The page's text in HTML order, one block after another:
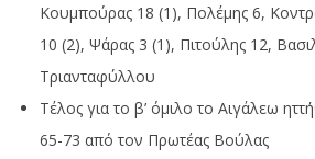
Κουμπούρας 18 (1), Πολέμης 6,
10 (2), Ψάρας 3 (1), Πιτούλης 12,
Τριανταφύλλου
Τέλος για το β’ όμιλο το Αιγάλεω
65-73 από τον Πρωτέας Βούλας